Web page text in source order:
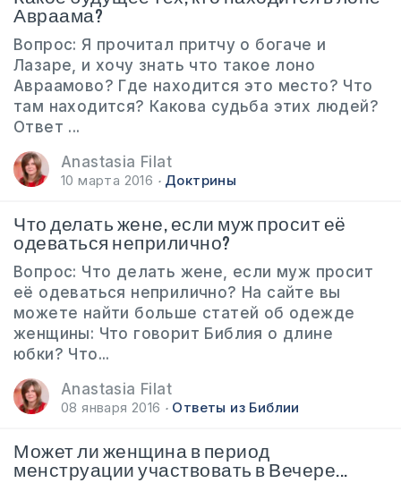
Авраама?
Вопрос: Я прочитал притчу о богаче и
Лазаре, и хочу знать что такое лоно
Авраамово? Где находится это место? Что
там находится? Какова судьба этих людей?
Ответ ...
Anastasia Filat
10 марта 2016 Доктрины
Что делать жене, если муж просит её
одеваться неприлично?
Вопрос: Что делать жене, если муж просит
её одеваться неприлично? На сайте вы
можете найти больше статей об одежде
женщины: Что говорит Библия о длине
юбки? Что...
Anastasia Filat
08 января 2016 Ответы из Библии
Может ли женщина в период
менструации участвовать в Вечере...